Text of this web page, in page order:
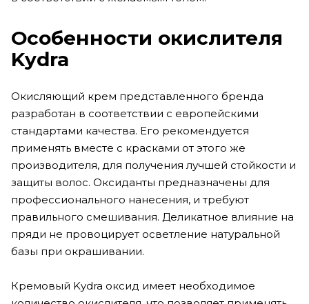
Особенности окислителя
Kydra
Окисляющий крем представленного бренда
разработан в соответствии с европейскими
стандартами качества. Его рекомендуется
применять вместе с красками от этого же
производителя, для получения лучшей стойкости и
защиты волос. Оксиданты предназначены для
профессионального нанесения, и требуют
правильного смешивания. Деликатное влияние на
пряди не провоцирует осветление натуральной
базы при окрашивании.
Кремовый Kydra оксид имеет необходимое